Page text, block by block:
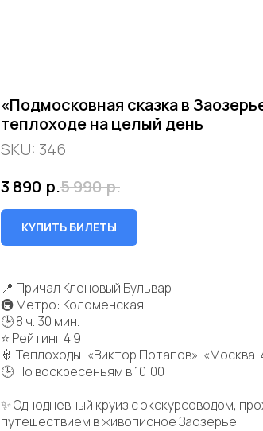
«Подмосковная сказка в
теплоходе на целый день
SKU: 346
3 890 р.5 990 р.
КУПИТЬ БИЛЕТЫ
📍 Причал Кленовый Бульвар
🚇 Метро: Коломенская
🕒 8 ч. 30 мин.
⭐ Рейтинг 4.9
🚢 Теплоходы: «Виктор Потапов»,
🕒 По воскресеньям в 10:00
✨ Однодневный круиз с экскурсоводом,
путешествием в живописное Заозерье